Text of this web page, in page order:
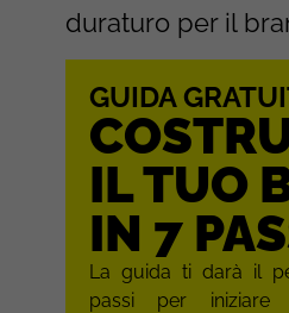
duraturo per il
GUIDA
IL TUO
IN 7
La guida ti darà il
passi per